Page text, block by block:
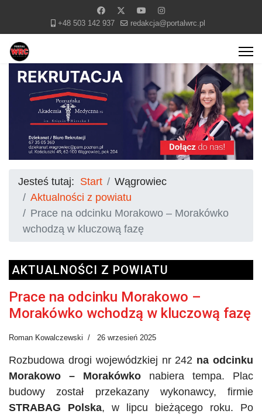
+48 503 142 937 redakcja@portalwrc.pl
Jesteś tutaj: Start
Wągrowiec
Aktualności z powiatu
Prace na odcinku Morakowo – Morakówko
wchodzą w kluczową fazę
AKTUALNOŚCI Z POWIATU
Prace na odcinku Morakowo –
Morakówko wchodzą w kluczową fazę
Roman Kowalczewski 26 wrzesień 2025
Rozbudowa drogi wojewódzkiej nr 242 na odcinku
Morakowo – Morakówko nabiera tempa. Plac
budowy został przekazany wykonawcy, firmie
STRABAG Polska, w lipcu bieżącego roku. Po